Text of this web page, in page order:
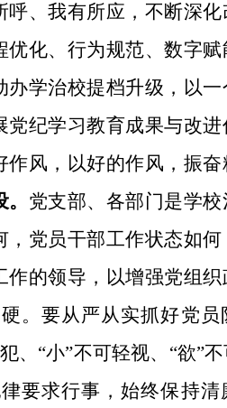
、我有所应，不断深
化、行为规范、数字赋
学治校提档升级，以一
纪学习教育成果与改
风，以好的作风，振
党支部、各部门是学
党员干部工作状态如
的领导，以增强党组织
。要从严从实抓好党员
、“小”不可轻视、“欲”
要求行事，始终保持清